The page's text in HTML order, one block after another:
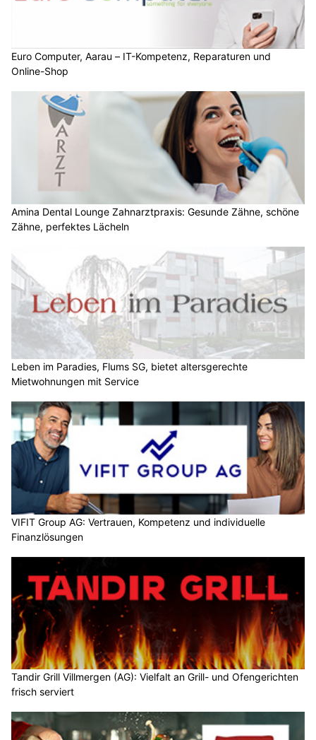
Euro Computer, Aarau – IT-Kompetenz, Reparaturen und
Online-Shop
Amina Dental Lounge Zahnarztpraxis: Gesunde Zähne, schöne
Zähne, perfektes Lächeln
Leben im Paradies, Flums SG, bietet altersgerechte
Mietwohnungen mit Service
VIFIT Group AG: Vertrauen, Kompetenz und individuelle
Finanzlösungen
Tandir Grill Villmergen (AG): Vielfalt an Grill- und Ofengerichten
frisch serviert